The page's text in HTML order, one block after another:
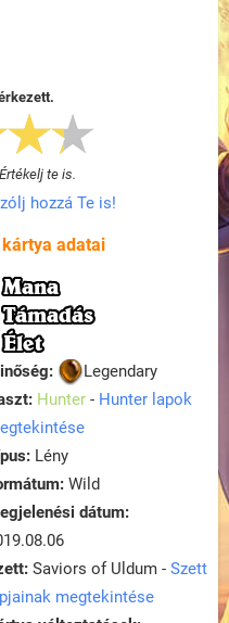
Értékelj te is.
hozzá Te is!
adatai
Mana
Támadás
Élet
Legendary
Hunter - Hunter lapok
Lény
Wild
dátum:
Saviors of Uldum - Szett
megtekintése